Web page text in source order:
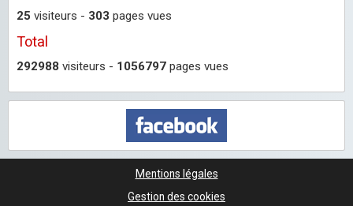
25 visiteurs - 303 pages vues
Total
292988 visiteurs - 1056797 pages vues
Mentions légales
Gestion des cookies